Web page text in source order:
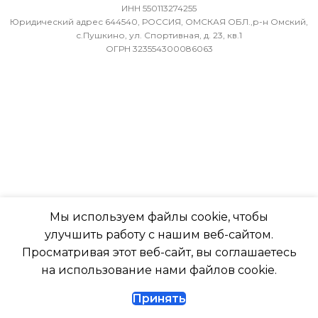
МИН. РАБОЧАЯ ТЕМПЕРАТУРА
ВОЗДУХА ДЛЯ ВНЕШНЕГО
ДИАМЕТР ТРУБ (ЖИДКОСТЬ)
-7
РАБОТАЕТ С АЛИСОЙ
ТАЙМЕР НА
ВЫСОТА ВНУТР. БЛОКА
ИНН 550113274255
Юридический адрес 644540, РОССИЯ, ОМСКАЯ ОБЛ.,р-н Омский,
с.Пушкино, ул. Спортивная, д. 23, кв.1
ОГРН 323554300086063
Мы используем файлы cookie, чтобы
улучшить работу с нашим веб-сайтом.
Просматривая этот веб-сайт, вы соглашаетесь
на использование нами файлов cookie.
Принять